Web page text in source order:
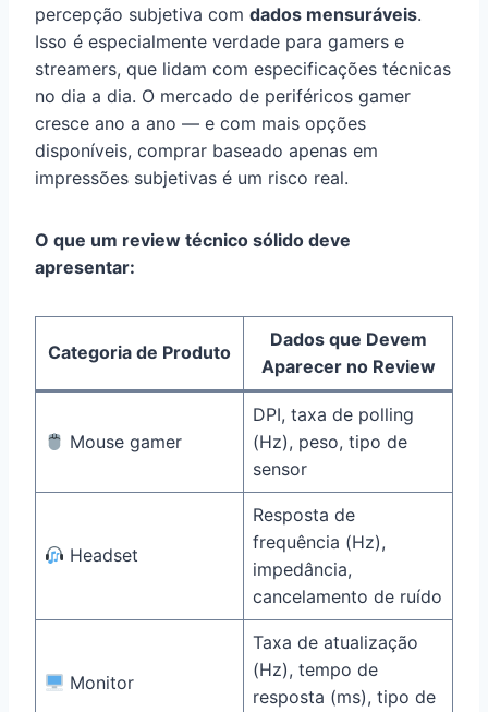
percepção subjetiva com dados mensuráveis.
Isso é especialmente verdade para gamers e
streamers, que lidam com especificações técnicas
no dia a dia. O mercado de periféricos gamer
cresce ano a ano — e com mais opções
disponíveis, comprar baseado apenas em
impressões subjetivas é um risco real.
O que um review técnico sólido deve
apresentar:
Categoria de Produto
Dados que Devem
Aparecer no Review
Mouse gamer
DPI, taxa de polling
(Hz), peso, tipo de
sensor
Headset
Resposta de
frequência (Hz),
impedância,
cancelamento de ruído
Monitor
Taxa de atualização
(Hz), tempo de
resposta (ms), tipo de